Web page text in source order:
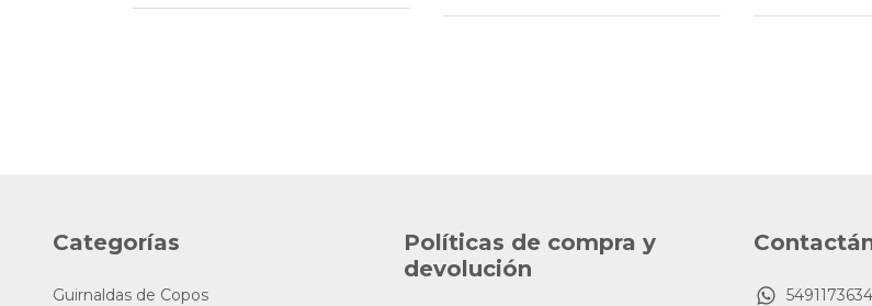
Categorías
Guirnaldas de Copos
Políticas de compra y
devolución